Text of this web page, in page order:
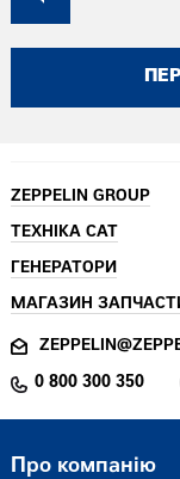
ZEPPELIN GROUP
ТЕХНІКА CAT
ГЕНЕРАТОРИ
МАГАЗИН
0 800 300 350
Про компанію